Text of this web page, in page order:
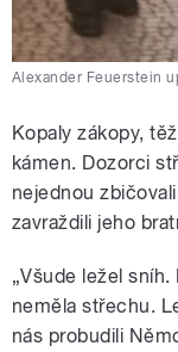
Alexander Feuerstein
Kopaly zákopy,
kámen. Dozorci
nejednou
zavraždili jeho
„Všude ležel
neměla střechu.
nás probudili